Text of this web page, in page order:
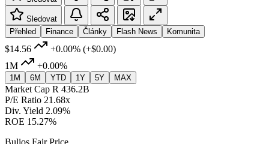
Sledovat
Přehled
Finance Články Flash News Komunita
$14.56 +0.00% (+$0.00)
1M
+0.00%
1M 6M YTD 1Y 5Y MAX
Market Cap R 436.2B
P/E Ratio 21.68x
Div. Yield 2.09%
ROE 15.27%
Bulios Fair Price